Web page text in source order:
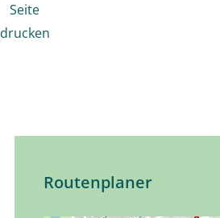
Seite
drucken
Routenplaner